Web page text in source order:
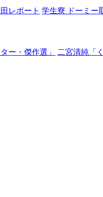
レポート 学生寮 ドーミー
ー・傑作選」
二宮清純「